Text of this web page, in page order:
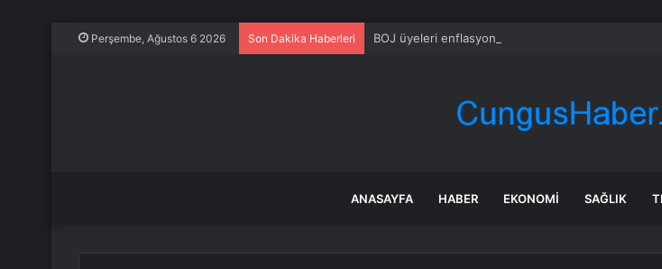
Perşembe, Ağustos 6 2026 Son Dakika Haberleri BOJ üyeleri enflasyonun yıl sonunda yükseleceğini
ANASAYFA HABER EKONOMI SAĞLIK